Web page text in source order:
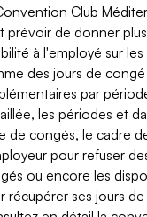
Club
prévoir de donner
à l'employé sur
des jours de congé
par
les périodes et
de congés, le cadre
pour refuser
ou encore les
récupérer ses jours